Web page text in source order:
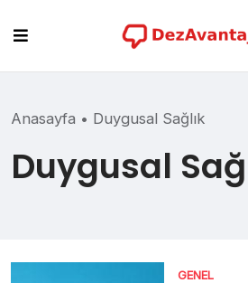
content
Anasayfa • Duygusal Sağlık
Duygusal
GENEL